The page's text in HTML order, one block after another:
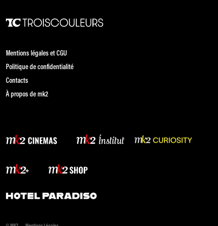
Mentions légales et CGU
Politique de confidentialité
Contacts
À propos de mk2